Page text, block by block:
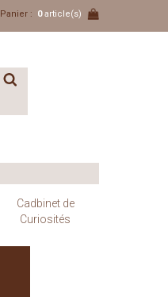
Panier : 0article(s)
Cadbinet de
Curiosités